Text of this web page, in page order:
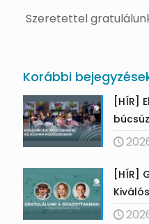
Szeretettel
Korábbi
[HÍR]
[HÍR]